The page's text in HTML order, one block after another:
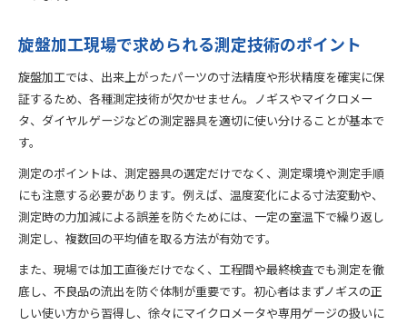
旋盤加工現場で求められる測定技術のポイント
旋盤加工では、出来上がったパーツの寸法精度や形状精度を確実に保
証するため、各種測定技術が欠かせません。ノギスやマイクロメー
タ、ダイヤルゲージなどの測定器具を適切に使い分けることが基本で
す。
測定のポイントは、測定器具の選定だけでなく、測定環境や測定手順
にも注意する必要があります。例えば、温度変化による寸法変動や、
測定時の力加減による誤差を防ぐためには、一定の室温下で繰り返し
測定し、複数回の平均値を取る方法が有効です。
また、現場では加工直後だけでなく、工程間や最終検査でも測定を徹
底し、不良品の流出を防ぐ体制が重要です。初心者はまずノギスの正
しい使い方から習得し、徐々にマイクロメータや専用ゲージの扱いに